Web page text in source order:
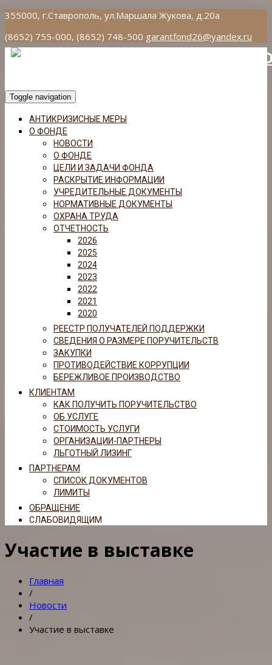
355000, г.Ставрополь, ул.Маршала Жукова, д.20а
(8652) 755-000, (8652) 748-500 garantfond26@yandex.ru
Toggle navigation
АНТИКРИЗИСНЫЕ МЕРЫ
О ФОНДЕ
НОВОСТИ
О ФОНДЕ
ЦЕЛИ И ЗАДАЧИ ФОНДА
РАСКРЫТИЕ ИНФОРМАЦИИ
УЧРЕДИТЕЛЬНЫЕ ДОКУМЕНТЫ
НОРМАТИВНЫЕ ДОКУМЕНТЫ
ОХРАНА ТРУДА
ОТЧЕТНОСТЬ
2026
2025
2024
2023
2022
2021
2020
РЕЕСТР ПОЛУЧАТЕЛЕЙ ПОДДЕРЖКИ
СВЕДЕНИЯ О РАЗМЕРЕ ПОРУЧИТЕЛЬСТВ
ЗАКУПКИ
ПРОТИВОДЕЙСТВИЕ КОРРУПЦИИ
БЕРЕЖЛИВОЕ ПРОИЗВОДСТВО
КЛИЕНТАМ
КАК ПОЛУЧИТЬ ПОРУЧИТЕЛЬСТВО
ОБ УСЛУГЕ
СТОИМОСТЬ УСЛУГИ
ОРГАНИЗАЦИИ-ПАРТНЕРЫ
ЛЬГОТНЫЙ ЛИЗИНГ
ПАРТНЕРАМ
СПИСОК ДОКУМЕНТОВ
ЛИМИТЫ
ОБРАЩЕНИЕ
СЛАБОВИДЯЩИМ
Участие в выставке
Главная
/
Новости
/
Участие в выставке